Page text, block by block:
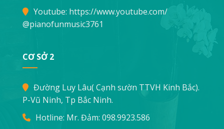
Youtube: https://www.youtube.com/
@pianofunmusic3761
CƠ SỞ 2
Đường Luy Lâu( Cạnh sườn TTVH Kinh Bắc).
P-Vũ Ninh, Tp Bắc Ninh.
Hotline: Mr. Đảm: 098.9923.586